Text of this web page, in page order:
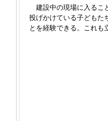
建設中の現場に入るこ
投げかけている子どもた
とを経験できる。これも